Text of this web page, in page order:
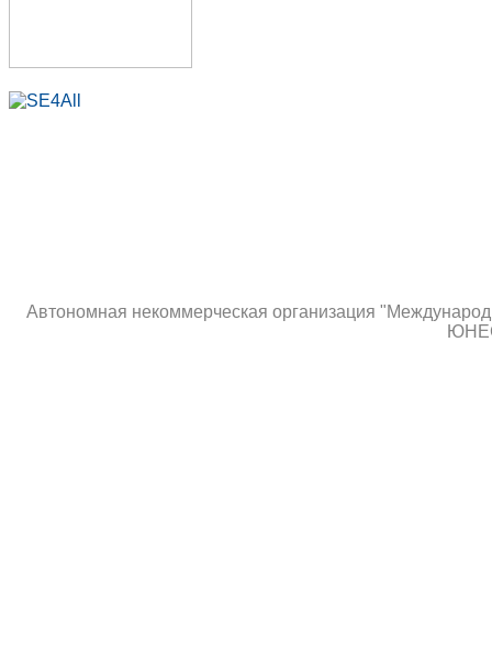
Автономная некоммерческая организация